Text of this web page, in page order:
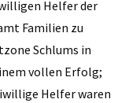
Helfer der
Familien zu
Schlums in
vollen Erfolg;
Helfer waren